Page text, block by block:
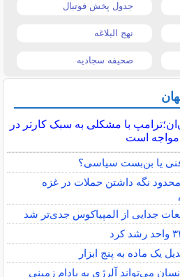
جدول پخش فوتبال
نهج البلاغه
صحیفه سجادیه
با مشکلی به سبک کارتر در
است
یا بن‌بست سیاسی؟
محدود نگه داشتن حملات در غزه
جدایی از المپیاکوس جدی‌تر شد
یک ماده به پنج ابزار
می‌تواند آلرژی به بادام زمینی